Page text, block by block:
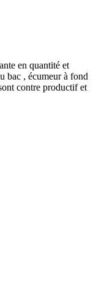
en quantité et
bac , écumeur à fond
contre productif et